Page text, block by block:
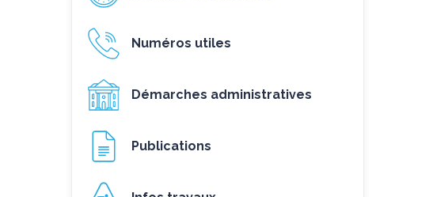
Numéros utiles
Démarches administratives
Publications